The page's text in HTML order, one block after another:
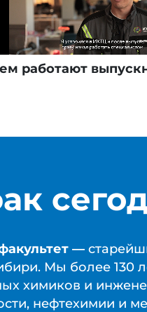
работают
―
Мы более 130
химиков и
нефтехимии и